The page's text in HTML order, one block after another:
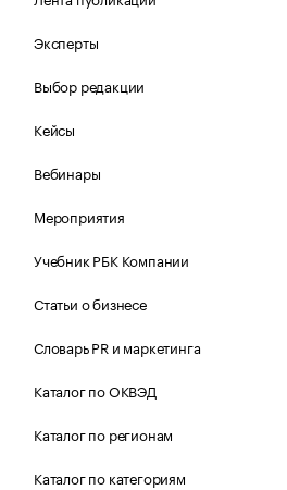
Эксперты
Выбор редакции
Кейсы
Вебинары
Мероприятия
Учебник РБК Компании
Статьи о бизнесе
Словарь PR и маркетинга
Каталог по ОКВЭД
Каталог по регионам
Каталог по категориям